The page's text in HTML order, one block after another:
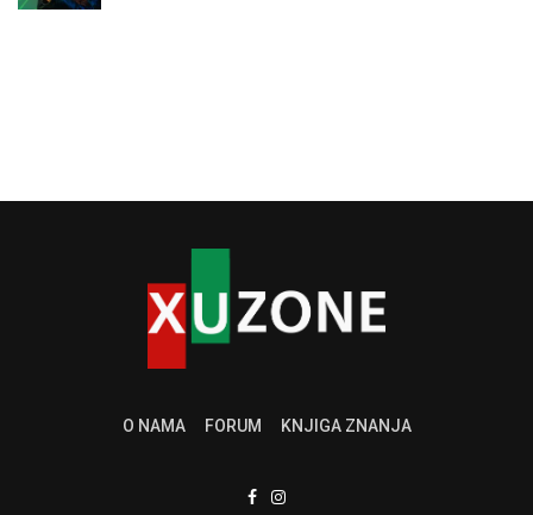
O NAMA FORUM KNJIGA ZNANJA